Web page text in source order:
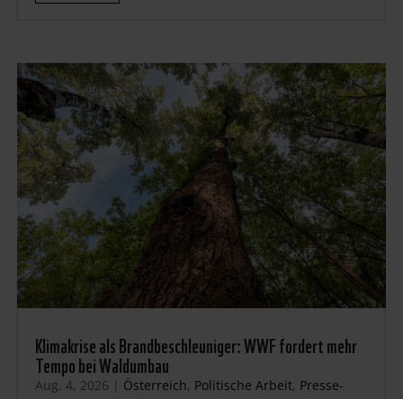
Klimakrise als Brandbeschleuniger: WWF fordert mehr
Tempo bei Waldumbau
Aug. 4, 2026 | Österreich, Politische Arbeit, Presse-